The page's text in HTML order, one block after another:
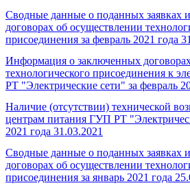
Сводные данные о поданных заявках
договорах об осуществлении
присоединения за февраль 2021 года
Информация о заключенных
технологического присоединения к
РТ "Электрические сети" за февраль
Наличие (отсутствии) технической
центрам питания ГУП РТ
2021 года 31.03.2021
Сводные данные о поданных заявках
договорах об осуществлении
присоединения за январь 2021 года